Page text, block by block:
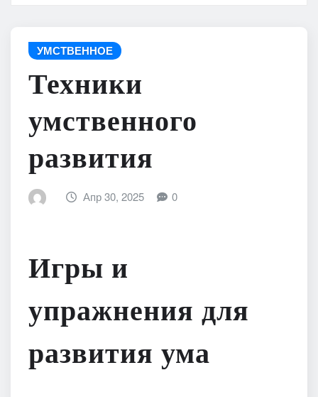
УМСТВЕННОЕ
Техники
умственного
развития
Апр 30, 2025 0
Игры и
упражнения для
развития ума